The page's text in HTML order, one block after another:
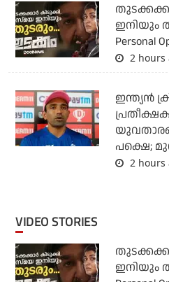
ഇനിയും
Personal
2 hours
ഇന്ത്യന്‍
പക്ഷെ;
2 hours
VIDEO STORIES
ഇനിയും